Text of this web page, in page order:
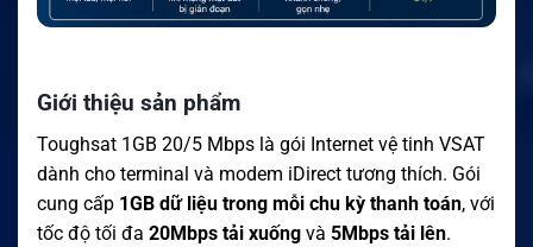
Giới thiệu sản phẩm
Toughsat 1GB 20/5 Mbps là gói Internet vệ tinh VSAT
dành cho terminal và modem iDirect tương thích. Gói
cung cấp 1GB dữ liệu trong mỗi chu kỳ thanh toán, với
tốc độ tối đa 20Mbps tải xuống và 5Mbps tải lên.